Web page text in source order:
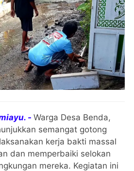
-Warga Desa Benda,
semangat gotong
kerja bakti massal
dan memperbaiki selokan
mereka. Kegiatan ini